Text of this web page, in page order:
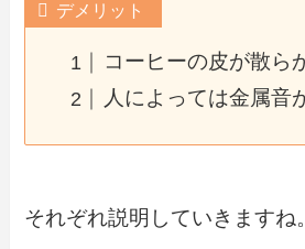
デメリット
コーヒーの皮が散ら
人によっては金属音
それぞれ説明していきますね。